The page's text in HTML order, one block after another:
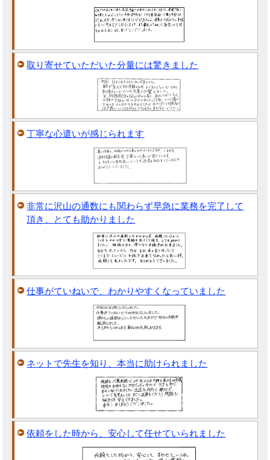
取り寄せていただいた分量には驚きました
丁寧な心遣いが感じられます
非常に沢山の通数にも関わらず早急に業務を完了して
頂き、とても助かりました
仕事がていねいで、わかりやすくなっていました
ネットで先生を知り、本当に助けられました
依頼をした時から、安心して任せていられました